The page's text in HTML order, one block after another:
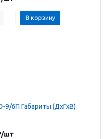
В корзину
9/6П Габариты (ДхГхВ)
/шт